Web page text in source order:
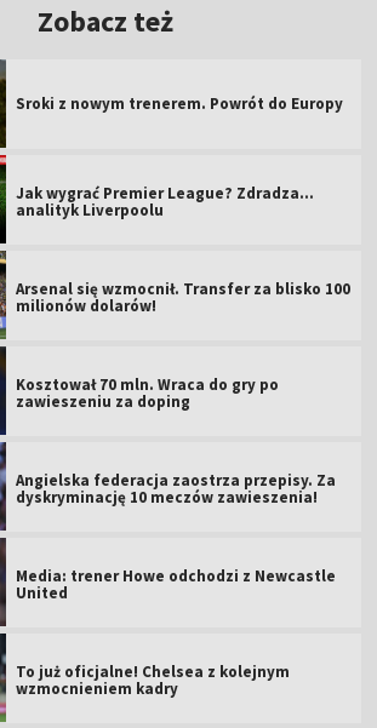
Zobacz też
Sroki z nowym trenerem. Powrót do Europy
Jak wygrać Premier League? Zdradza...
analityk Liverpoolu
Arsenal się wzmocnił. Transfer za blisko 100
milionów dolarów!
Kosztował 70 mln. Wraca do gry po
zawieszeniu za doping
Angielska federacja zaostrza przepisy. Za
dyskryminację 10 meczów zawieszenia!
Media: trener Howe odchodzi z Newcastle
United
To już oficjalne! Chelsea z kolejnym
wzmocnieniem kadry